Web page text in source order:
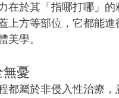
在於其「指哪打哪」
上方等部位，它都能
美學。
憂
都屬於非侵入性治療